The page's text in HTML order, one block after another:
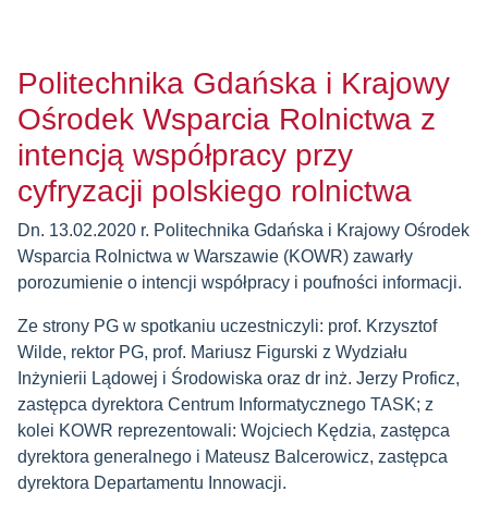
Politechnika Gdańska i Krajowy
Ośrodek Wsparcia Rolnictwa z
intencją współpracy przy
cyfryzacji polskiego rolnictwa
Dn. 13.02.2020 r. Politechnika Gdańska i Krajowy Ośrodek
Wsparcia Rolnictwa w Warszawie (KOWR) zawarły
porozumienie o intencji współpracy i poufności informacji.
Ze strony PG w spotkaniu uczestniczyli: prof. Krzysztof
Wilde, rektor PG, prof. Mariusz Figurski z Wydziału
Inżynierii Lądowej i Środowiska oraz dr inż. Jerzy Proficz,
zastępca dyrektora Centrum Informatycznego TASK; z
kolei KOWR reprezentowali: Wojciech Kędzia, zastępca
dyrektora generalnego i Mateusz Balcerowicz, zastępca
dyrektora Departamentu Innowacji.